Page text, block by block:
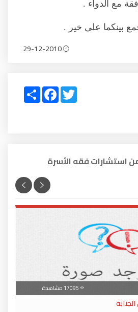
مع الدواء .
بينكما على خير .
Share
FacebookTwitter
استشارات فقه الأسرة